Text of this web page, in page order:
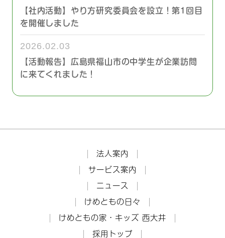
【社内活動】やり方研究委員会を設立！第1回目
を開催しました
【活動報告】広島県福山市の中学生が企業訪問
に来てくれました！
2026.02.03
法人案内
サービス案内
ニュース
けめともの日々
けめともの家・キッズ 西大井
採用トップ